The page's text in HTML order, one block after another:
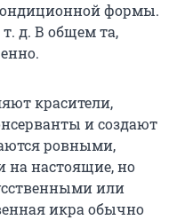
формы.
д. В общем та,
красители,
и создают
ровными,
на настоящие, но
или
икра обычно